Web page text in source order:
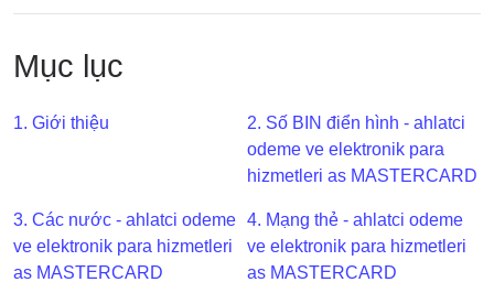
BIN
Generator
BIN
Checker
v2
Generator
from
Banks
Mục lục
1. Giới thiệu
2. Số BIN điển hình - ahlatci
odeme ve elektronik para
hizmetleri as MASTERCARD
3. Các nước - ahlatci odeme
ve elektronik para hizmetleri
as MASTERCARD
4. Mạng thẻ - ahlatci odeme
ve elektronik para hizmetleri
as MASTERCARD